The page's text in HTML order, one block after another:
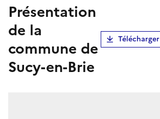
présentation
de la
commune de
Sucy-en-Brie
Télécharger